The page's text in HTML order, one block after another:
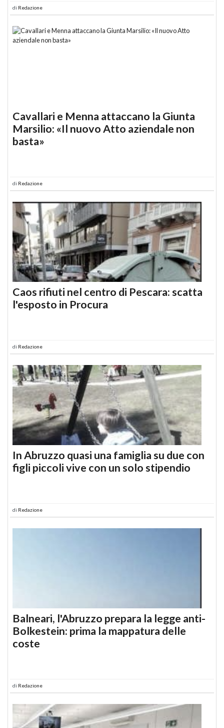
di Redazione
Cavallari e Menna attaccano la Giunta
Marsilio: «Il nuovo Atto aziendale non
basta»
di Redazione
Caos rifiuti nel centro di Pescara: scatta
l'esposto in Procura
di Redazione
In Abruzzo quasi una famiglia su due con
figli piccoli vive con un solo stipendio
di Redazione
Balneari, l'Abruzzo prepara la legge anti-
Bolkestein: prima la mappatura delle
coste
di Redazione